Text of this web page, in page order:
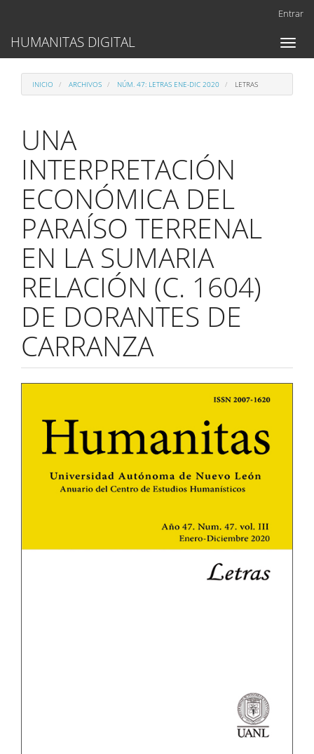
Contenido
principal
lateral
Entrar
Toggle
HUMANITAS DIGITAL
INICIO ARCHIVOS NÚM. 47: LETRAS ENE-DIC 2020 LETRAS
UNA
INTERPRETACIÓN
ECONÓMICA DEL
PARAÍSO TERRENAL
EN LA SUMARIA
RELACIÓN (C. 1604)
DE DORANTES DE
CARRANZA
Barra
lateral
del
artículo